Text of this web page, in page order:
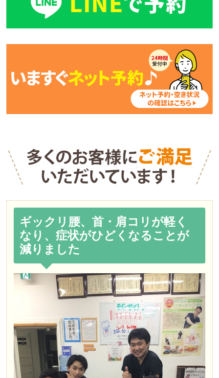
ギックリ腰、首・肩コリが軽く
なり、症状がひどくなることが
減りました